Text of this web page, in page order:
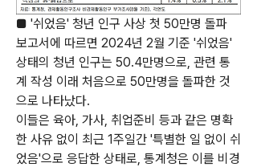
■ '쉬었음' 청년 인구 사상 첫 50만명 돌파
보고서에 따르면 2024년 2월 기준 '쉬었음'
상태의 청년 인구는 50.4만명으로, 관련 통
계 작성 이래 처음으로 50만명을 돌파한 것
으로 나타났다.
이들은 육아, 가사, 취업준비 등과 같은 명확
한 사유 없이 최근 1주일간 '특별한 일 없이 쉬
었음'으로 응답한 상태로, 통계청은 이를 비경